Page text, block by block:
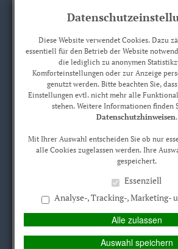
Erstinformation/ Impressum Datenschutz
MAIN MENU
Zügig zum optimalen
Ergebnis
Unsere Tätigkeit steht immer im Auftrag
Diese Website verwendet Cookies. Dazu
essentiell für den Betrieb der Website
die lediglich zu anonymen
Komforteinstellungen oder zur Anzeige
genutzt werden. Bitte beachten Sie,
Einstellungen evtl. nicht mehr alle
stehen. Weitere Informationen finden
Datenschutzhinweisen.
Mit Ihrer Auswahl entscheiden Sie ob nur
alle Cookies zugelassen werden. Ihre
gespeichert.
Essenziell
Analyse-, Tracking-, Marketing-
Alle zulassen
Auswahl speichern